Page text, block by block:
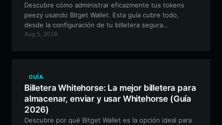
Descubre cómo administrar eficazmente tus tokens
peezy usando Bitget Wallet. Esta guía cubre todo,
desde la configuración de tu billetera segura
compatible con EVM hasta la interacción con la
Aug 5, 2026
GUÍA
Billetera Whitehorse: La mejor billetera para
almacenar, enviar y usar Whitehorse (Guía
2026)
Descubre por qué Bitget Wallet es la opción ideal para